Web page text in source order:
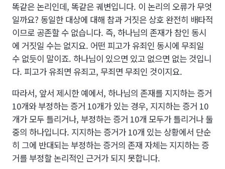
똑같은 논리인데, 똑같은 궤변입니다. 이 논리의 오류가 무엇
일까요? 동일한 대상에 대해 참과 거짓은 상호 완전히 배타적
이므로 공존할 수 없습니다. 즉, 하나님의 존재가 참인 동시
에 거짓일 수는 없지요. 어떤 피고가 유죄인 동시에 무죄일
수 없듯이 말이죠. 하나님이 있으면 있고 없으면 없는 것입니
다. 피고가 유죄면 유죄고, 무죄면 무죄인 것이지요.
따라서, 앞서 제시한 예에서, 하나님의 존재를 지지하는 증거
10개와 부정하는 증거 10개가 있는 경우, 지지하는 증거 10
개가 모두 틀리거나, 부정하는 증거 10개 모두가 틀리거나 둘
중의 하나입니다. 지지하는 증거가 10개 있는 상황에서 단순
히 그에 반대되는 부정하는 증거의 존재 자체는 지지하는 증
거를 부정할 논리적인 근거가 되지 못합니다.